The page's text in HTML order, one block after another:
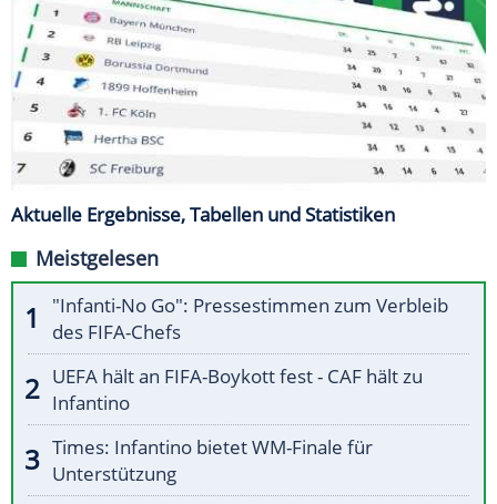
Aktuelle Ergebnisse, Tabellen und Statistiken
Meistgelesen
"Infanti-No Go": Pressestimmen zum Verbleib
des FIFA-Chefs
UEFA hält an FIFA-Boykott fest - CAF hält zu
Infantino
Times: Infantino bietet WM-Finale für
Unterstützung